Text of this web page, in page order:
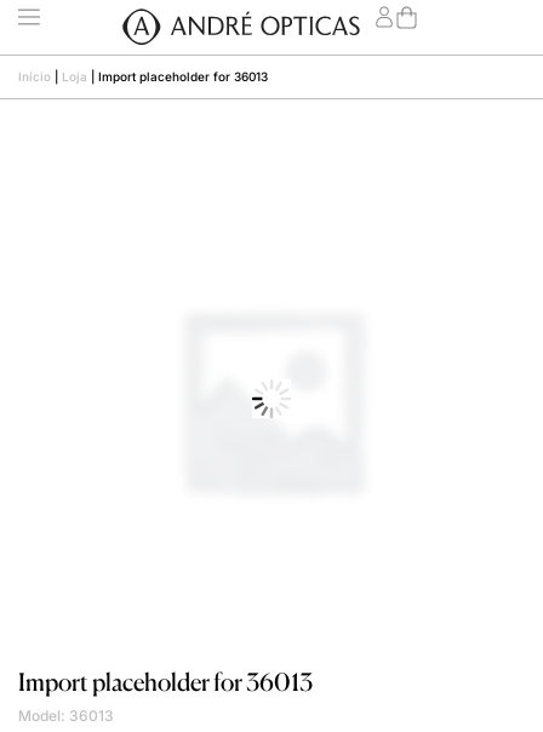
Início Loja Import placeholder for 36013
Import placeholder for 36013
Model: 36013